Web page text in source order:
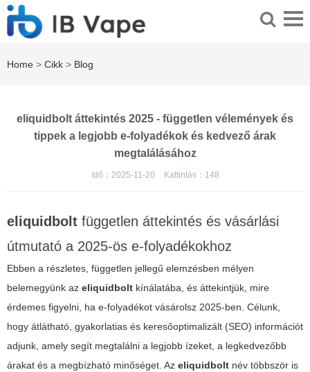
Home > Cikk > Blog
eliquidbolt áttekintés 2025 - független vélemények és
tippek a legjobb e-folyadékok és kedvező árak
megtalálásához
Idő：2025-11-20 Kattintás： 148
eliquidbolt független áttekintés és vásárlási
útmutató a 2025-ös e-folyadékokhoz
Ebben a részletes, független jellegű elemzésben mélyen
belemegyünk az eliquidbolt kínálatába, és áttekintjük, mire
érdemes figyelni, ha e-folyadékot vásárolsz 2025-ben. Célunk,
hogy átlátható, gyakorlatias és keresőoptimalizált (SEO) információt
adjunk, amely segít megtalálni a legjobb ízeket, a legkedvezőbb
árakat és a megbízható minőséget. Az eliquidbolt név többször is